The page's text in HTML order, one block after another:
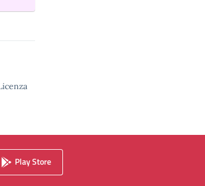
Play Store